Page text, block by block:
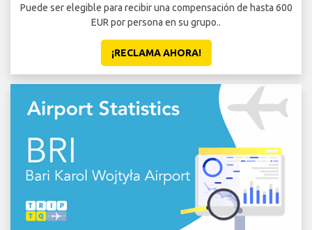
Puede ser elegible para recibir una compensación de hasta 600
EUR por persona en su grupo..
¡RECLAMA AHORA!